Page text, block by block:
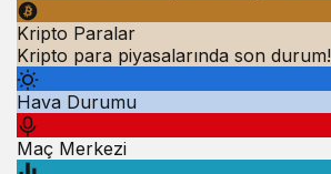
Kripto Paralar
Kripto para piyasalarında son durum!
Hava Durumu
Maç Merkezi